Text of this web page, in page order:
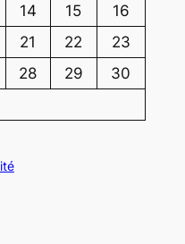
14 15
16
21 22
23
28 29
30